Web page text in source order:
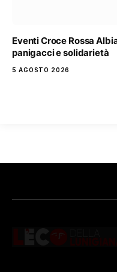
Eventi Croce Rossa
panigacci e solidarietà
5 AGOSTO 2026